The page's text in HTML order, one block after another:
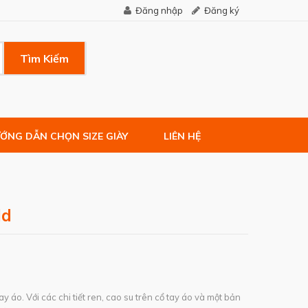
Đăng nhập Đăng ký
Tìm Kiếm
DẪN CHỌN SIZE GIÀY LIÊN HỆ
áo. Với các chi tiết ren, cao su trên cổ tay áo và một bản